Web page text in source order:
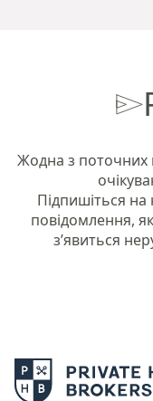
Жодна з поточних
Підпишіться
повідомлення,
з’явиться